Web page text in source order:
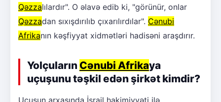
Qəzzalılardır". O əlavə edib ki, "görünür, onlar
Qəzzadan sıxışdırılıb çıxarılırdılar". Cənubi
Afrikanın kəşfiyyat xidmətləri hadisəni araşdırır.
Yolçuların Cənubi Afrikaya
uçuşunu təşkil edən şirkət kimdir?